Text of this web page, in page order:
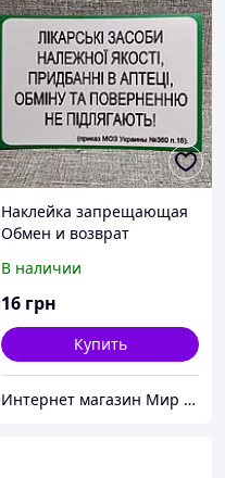
Наклейка запрещающая
Обмен и возврат
препаратов.
В наличии
16 грн
Купить
Интернет магазин Мир стендов. Товары из Украины